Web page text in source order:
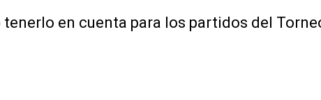
en cuenta para los partidos del